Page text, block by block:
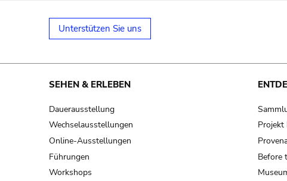
Unterstützen Sie uns
SEHEN & ERLEBEN
Dauerausstellung
Wechselausstellungen
Online-Ausstellungen
Führungen
Workshops
Projekt
Before